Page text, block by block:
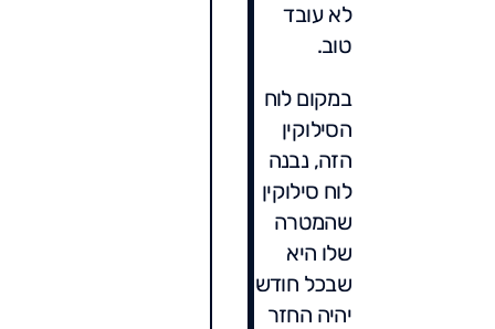
לא עובד
טוב.
במקום לוח
הסילוקין
הזה, נבנה
לוח סילוקין
שהמטרה
שלו היא
שבכל חודש
יהיה החזר